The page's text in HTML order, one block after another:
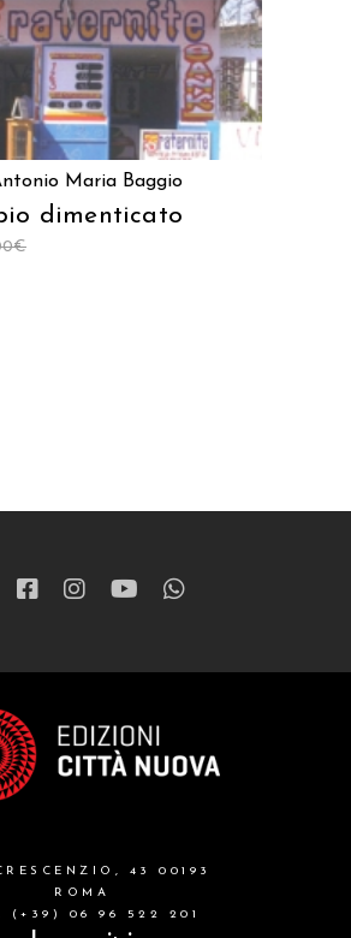
Maria Baggio
dimenticato
€
43 00193
ROMA
(+39) 06 96 522 201